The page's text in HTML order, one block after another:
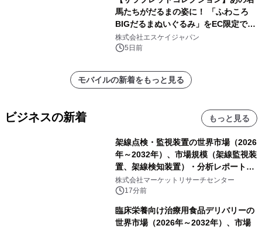
馬たちがだるまの姿に！ 「ふわころ
BIGだるまぬいぐるみ」をEC限定で受
注販売開始
株式会社エスケイジャパン
5日前
モバイルの新着をもっと見る
ビジネスの新着 もっと見る
架線点検・監視装置の世界市場（2026
年～2032年）、市場規模（架線監視装
置、架線検知装置）・分析レポートを
発表
株式会社マーケットリサーチセンター
17分前
臨床栄養向け治療用食品デリバリーの
世界市場（2026年～2032年）、市場